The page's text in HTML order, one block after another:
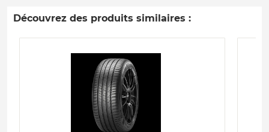
Découvrez des produits similaires :